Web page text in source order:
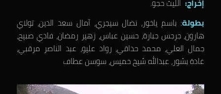
إخراج:الليث حجو.
بطولة: باسم ياخور، نضال سيجري، آمال سعد الدين، تولاي
هارون، جرجس جبارة، حسين عباس، زهير رمضان، فادي صبيح،
جمال العلي، محمد حداقي، رواد عليو، عبد الناصر مرقبي،
غادة بشور، عبدالله شيخ خميس، سوسن عطاف